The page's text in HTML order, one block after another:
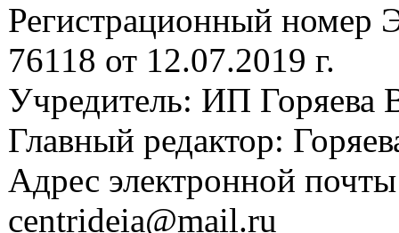
Регистрационный
76118 от 12.07.2019 г.
Учредитель: ИП Горяева
Главный редактор:
Адрес электронной
centrideia@mail.ru